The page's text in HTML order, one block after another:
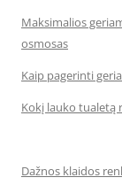
Maksimalios
osmosas
Kaip pagerinti
Kokį lauko tualetą
Dažnos klaidos